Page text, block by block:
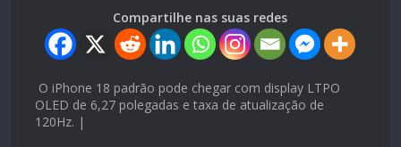
Compartilhe nas suas redes
O iPhone 18 padrão pode chegar com display LTPO
OLED de 6,27 polegadas e taxa de atualização de
120Hz. |